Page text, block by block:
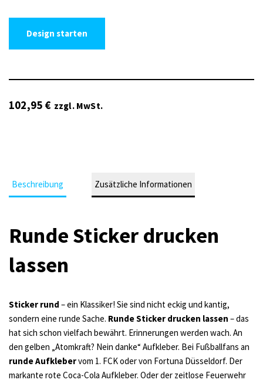
Design starten
102,95 € zzgl. MwSt.
Beschreibung Zusätzliche Informationen
Runde Sticker drucken
lassen
Sticker rund – ein Klassiker! Sie sind nicht eckig und kantig,
sondern eine runde Sache. Runde Sticker drucken lassen – das
hat sich schon vielfach bewährt. Erinnerungen werden wach. An
den gelben „Atomkraft? Nein danke“ Aufkleber. Bei Fußballfans an
runde Aufklebervom 1. FCK oder von Fortuna Düsseldorf. Der
markante rote Coca-Cola Aufkleber. Oder der zeitlose Feuerwehr